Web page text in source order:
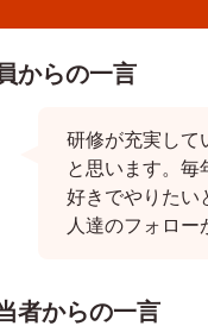
からの一言
研修が充実して
と思います。毎
好きでやりたい
人達のフォロー
者からの一言